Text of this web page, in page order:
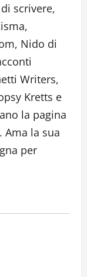
scrivere,
Nido di
Writers,
Kretts e
la pagina
. Ama la sua
per